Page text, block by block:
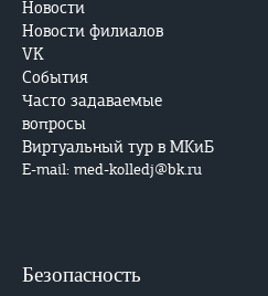
Новости
Новости филиалов
VK
События
Часто задаваемые
вопросы
Виртуальный тур в МКиБ
E-mail: med-kolledj@bk.ru
Безопасность